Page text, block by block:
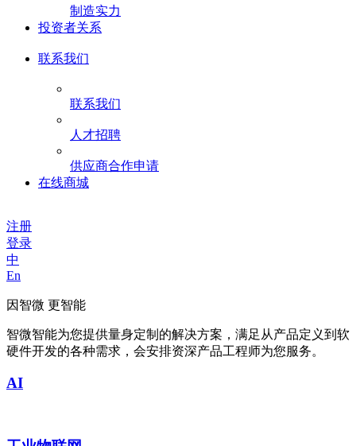
制造实力
投资者关系
联系我们
联系我们
人才招聘
供应商合作申请
在线商城
注册
登录
中
En
因智微 更智能
智微智能为您提供量身定制的解决方案，满足从产品定义到软
硬件开发的各种需求，会安排资深产品工程师为您服务。
AI